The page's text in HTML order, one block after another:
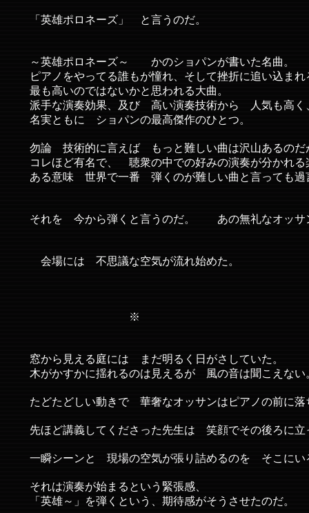
「英雄ポロネーズ」 と言うのだ。
～英雄ポロネーズ～ かのショパンが書いた名曲。
ピアノをやってる誰もが憧れ、そして挫折に追い込まれ
最も高いのではないかと思われる大曲。
派手な演奏効果、及び 高い演奏技術から 人気も高く
名実ともに ショパンの最高傑作のひとつ。
勿論 技術的に言えば もっと難しい曲は沢山あるのだ
コレほど有名で、 聴衆の中での好みの演奏が分かれ
ある意味 世界で一番 弾くのが難しい曲と言っても過
それを 今から弾くと言うのだ。 あの無礼なオッサ
会場には 不思議な空気が流れ始めた。
※
窓から見える庭には まだ明るく日がさしていた。
木がかすかに揺れるのは見えるが 風の音は聞こえない
たどたどしい動きで 華奢なオッサンはピアノの前に落
先ほど講義してくださった先生は 笑顔でその後ろに立
一瞬シーンと 現場の空気が張り詰めるのを そこにい
それは演奏が始まるという緊張感、
「英雄～」を弾くという、期待感がそうさせたのだ。